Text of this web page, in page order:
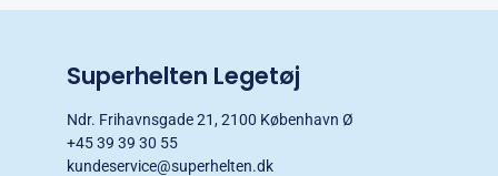
Superhelten Legetøj
Ndr. Frihavnsgade 21, 2100 København Ø
+45 39 39 30 55
kundeservice@superhelten.dk